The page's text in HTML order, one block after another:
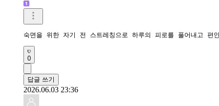
숙면을 위한 자기 전 스트레칭으로 하루의 피로를 풀어내고 편
0
답글 쓰기
2026.06.03 23:36